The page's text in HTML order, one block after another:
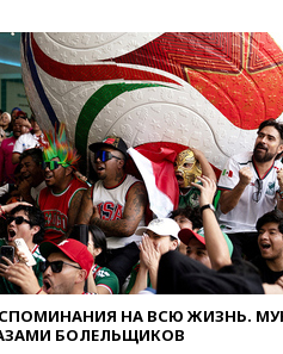
вчера, 18:15
пострадали при
Белгородскую
вчера, 18:00Совет
выбрал
строительства
Газе
вчера, 17:50
снять «Яблоко» с
Госдуму
вчера, 17:45
получит «золотую
управлении
НА ВСЮ ЖИЗНЬ.
БОЛЕЛЬЩИКОВ